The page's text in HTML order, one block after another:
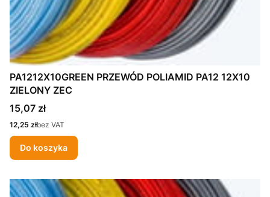
PA1212X10GREEN PRZEWÓD POLIAMID PA12 12X10
ZIELONY ZEC
Cena
15,07 zł
Cena
12,25 złbez VAT
Do koszyka